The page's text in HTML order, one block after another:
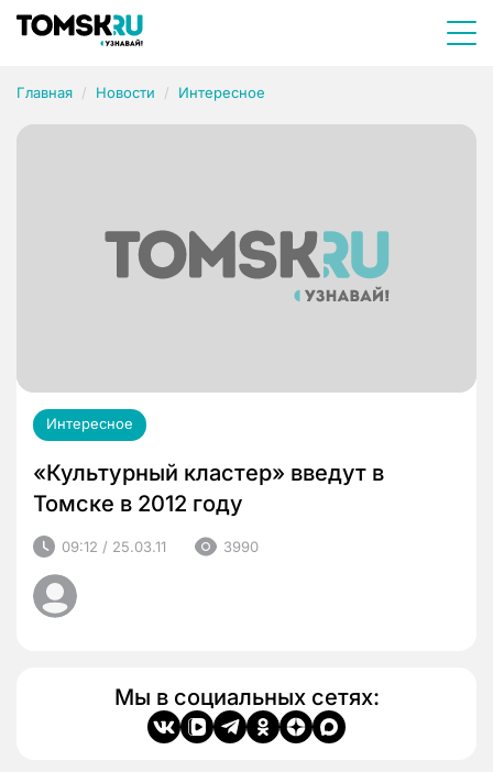
Главная Новости Интересное
Интересное
«Культурный кластер» введут в
Томске в 2012 году
09:12 / 25.03.11 3990
Мы в социальных сетях: